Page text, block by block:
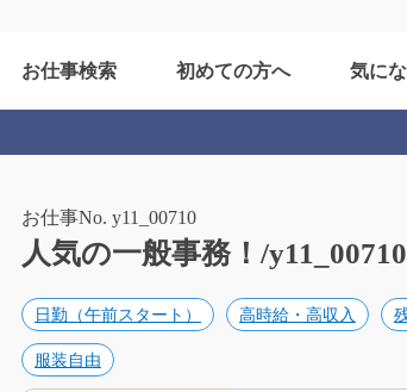
お仕事検索 初めての方へ 気に
お仕事No. y11_00710
人気の一般事務！/y11_00710
日勤（午前スタート） 高時給・高収入
服装自由